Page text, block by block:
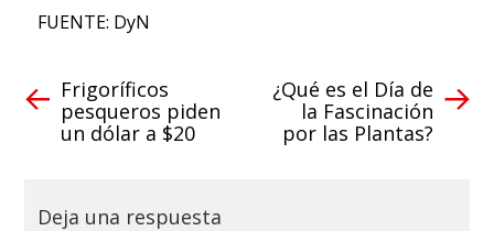
FUENTE: DyN
Frigoríficos
pesqueros piden
un dólar a $20
¿Qué es el Día de
la Fascinación
por las Plantas?
Deja una respuesta